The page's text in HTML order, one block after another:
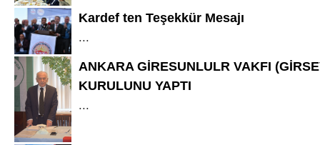
Kardef ten Teşekkür Mesajı
...
ANKARA GİRESUNLULR VAKFI
KURULUNU YAPTI
...